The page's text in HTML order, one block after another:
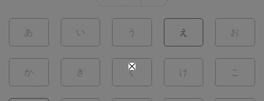
あ い う え お
か き く け こ